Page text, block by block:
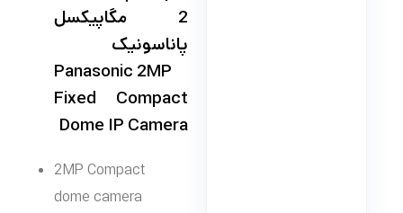
2 مگاپیکسل
پاناسونیک
Panasonic 2MP
Fixed Compact
Dome IP Camera
2MP Compact
dome camera